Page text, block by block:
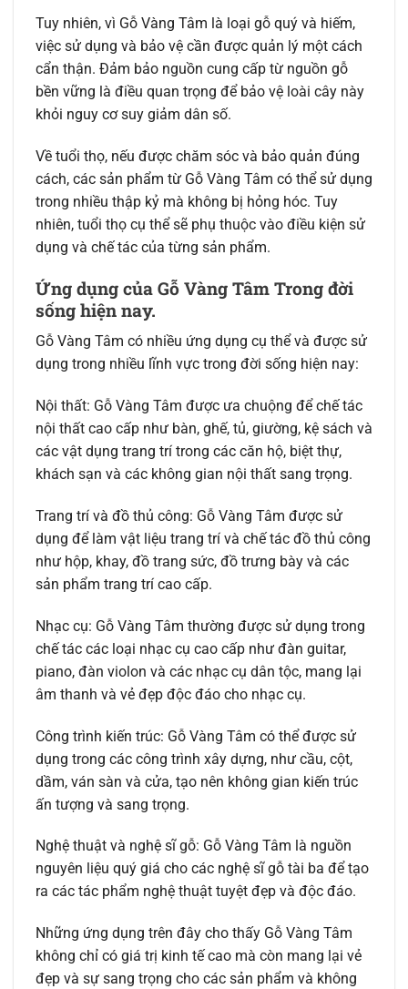
Tuy nhiên, vì Gỗ Vàng Tâm là loại gỗ quý và hiếm,
việc sử dụng và bảo vệ cần được quản lý một cách
cẩn thận. Đảm bảo nguồn cung cấp từ nguồn gỗ
bền vững là điều quan trọng để bảo vệ loài cây này
khỏi nguy cơ suy giảm dân số.
Về tuổi thọ, nếu được chăm sóc và bảo quản đúng
cách, các sản phẩm từ Gỗ Vàng Tâm có thể sử dụng
trong nhiều thập kỷ mà không bị hỏng hóc. Tuy
nhiên, tuổi thọ cụ thể sẽ phụ thuộc vào điều kiện sử
dụng và chế tác của từng sản phẩm.
Ứng dụng của Gỗ Vàng Tâm Trong đời
sống hiện nay.
Gỗ Vàng Tâm có nhiều ứng dụng cụ thể và được sử
dụng trong nhiều lĩnh vực trong đời sống hiện nay:
Nội thất: Gỗ Vàng Tâm được ưa chuộng để chế tác
nội thất cao cấp như bàn, ghế, tủ, giường, kệ sách và
các vật dụng trang trí trong các căn hộ, biệt thự,
khách sạn và các không gian nội thất sang trọng.
Trang trí và đồ thủ công: Gỗ Vàng Tâm được sử
dụng để làm vật liệu trang trí và chế tác đồ thủ công
như hộp, khay, đồ trang sức, đồ trưng bày và các
sản phẩm trang trí cao cấp.
Nhạc cụ: Gỗ Vàng Tâm thường được sử dụng trong
chế tác các loại nhạc cụ cao cấp như đàn guitar,
piano, đàn violon và các nhạc cụ dân tộc, mang lại
âm thanh và vẻ đẹp độc đáo cho nhạc cụ.
Công trình kiến trúc: Gỗ Vàng Tâm có thể được sử
dụng trong các công trình xây dựng, như cầu, cột,
dầm, ván sàn và cửa, tạo nên không gian kiến trúc
ấn tượng và sang trọng.
Nghệ thuật và nghệ sĩ gỗ: Gỗ Vàng Tâm là nguồn
nguyên liệu quý giá cho các nghệ sĩ gỗ tài ba để tạo
ra các tác phẩm nghệ thuật tuyệt đẹp và độc đáo.
Những ứng dụng trên đây cho thấy Gỗ Vàng Tâm
không chỉ có giá trị kinh tế cao mà còn mang lại vẻ
đẹp và sự sang trọng cho các sản phẩm và không